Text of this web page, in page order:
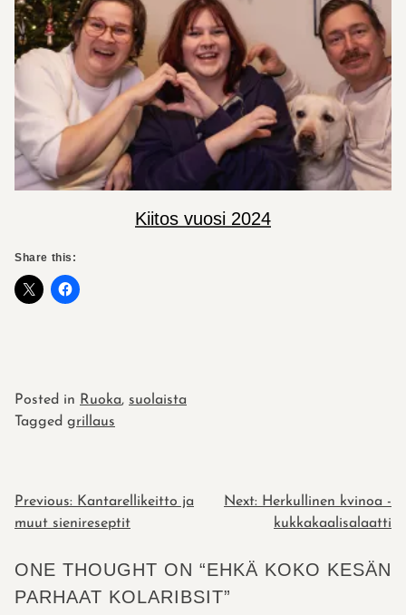
Kiitos vuosi 2024
Share this:
Posted in Ruoka, suolaista
Tagged grillaus
POST
NAVIGATION
Previous: Kantarellikeitto ja
muut sienireseptit
Next: Herkullinen kvinoa -
kukkakaalisalaatti
ONE THOUGHT ON “EHKÄ KOKO KESÄN
PARHAAT KOLARIBSIT”